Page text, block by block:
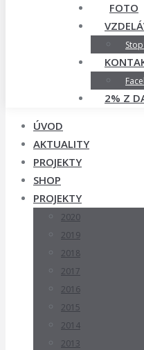
FOTO
2% Z
ÚVOD
AKTUALITY
PROJEKTY
SHOP
PROJEKTY
2020
2019
2018
2017
2016
2015
2014
2013